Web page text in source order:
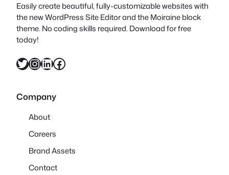
Easily create beautiful, fully-customizable websites with
the new WordPress Site Editor and the Moiraine block
theme. No coding skills required. Download for free
today!
X InstagramLinkedIn Facebook
Company
About
Careers
Brand Assets
Contact